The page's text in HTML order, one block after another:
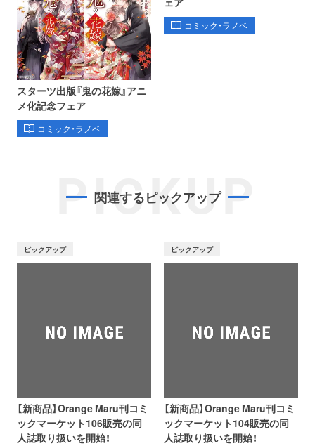
スターツ出版『鬼の花嫁』アニ
メ化記念フェア
コミック・ラノベ
コミック・ラノベ
PICKUP
関連するピックアップ
ピックアップ
【新商品】Orange Maru刊コミ
ックマーケット106販売の同
人誌取り扱いを開始！
ピックアップ
【新商品】Orange Maru刊コミ
ックマーケット104販売の同
人誌取り扱いを開始！